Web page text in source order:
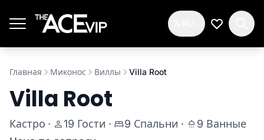
Мой
Главная Миконос Виллы Villa Root
Villa Root
Кастро · 19 Гости · 9 Спальни ·
9 Ванные